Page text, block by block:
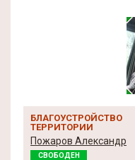
БЛАГОУСТРОЙСТВО
ТЕРРИТОРИИ
Пожаров Александр
СВОБОДЕН